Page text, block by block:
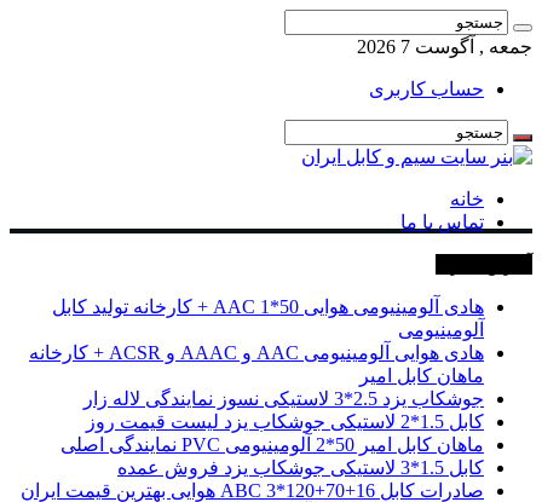
جمعه , آگوست 7 2026
حساب کاربری
خانه
تماس با ما
هادی آلومینیومی هوایی 50*1 AAC + کارخانه تولید کابل
آلومینیومی
هادی هوایی آلومینیومی AAC و AAAC و ACSR + کارخانه
ماهان کابل امیر
جوشکاب یزد 2.5*3 لاستیکی نسوز نمایندگی لاله زار
کابل 1.5*2 لاستیکی جوشکاب یزد لیست قیمت روز
ماهان کابل امیر 50*2 آلومینیومی PVC نمایندگی اصلی
کابل 1.5*3 لاستیکی جوشکاب یزد فروش عمده
صادرات کابل 16+70+120*3 ABC هوایی بهترین قیمت ایران